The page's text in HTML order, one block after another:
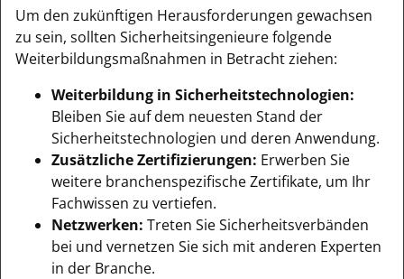
Um den zukünftigen Herausforderungen gewachsen
zu sein, sollten Sicherheitsingenieure folgende
Weiterbildungsmaßnahmen in Betracht ziehen:
Weiterbildung in Sicherheitstechnologien:
Bleiben Sie auf dem neuesten Stand der
Sicherheitstechnologien und deren Anwendung.
Zusätzliche Zertifizierungen: Erwerben Sie
weitere branchenspezifische Zertifikate, um Ihr
Fachwissen zu vertiefen.
Netzwerken: Treten Sie Sicherheitsverbänden
bei und vernetzen Sie sich mit anderen Experten
in der Branche.